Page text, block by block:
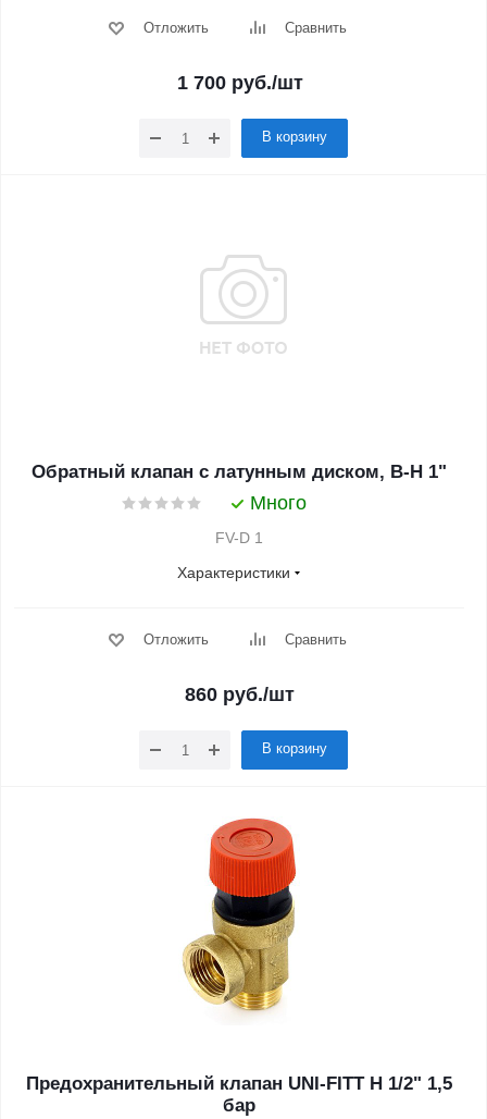
Отложить Сравнить
1 700руб./шт
В корзину
Обратный клапан с латунным диском, В-Н 1"
Много
FV-D 1
Характеристики
Отложить Сравнить
860 руб./шт
В корзину
Предохранительный клапан UNI-FITT Н 1/2" 1,5
бар